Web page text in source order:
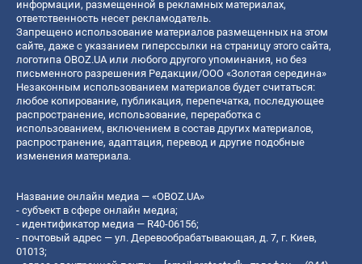
информации, размещенной в рекламных материалах,
ответственность несет рекламодатель.
Запрещено использование материалов размещенных на этом
сайте, даже с указанием гиперссылки на страницу этого сайта,
логотипа OBOZ.UA или любого другого упоминания, но без
письменного разрешения Редакции/ООО «Золотая середина»
Незаконным использованием материалов будет считаться:
любое копирование, публикация, перепечатка, последующее
распространение, использование, переработка с
использованием, включением в состав других материалов,
распространение, адаптация, перевод и другие подобные
изменения материала.
Название онлайн медиа — «OBOZ.UA»
- субъект в сфере онлайн медиа;
- идентификатор медиа — R40-06156;
- почтовый адрес — ул. Деревообрабатывающая, д. 7, г. Киев,
01013;